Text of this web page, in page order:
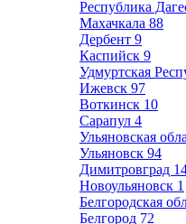
Республика
Махачкала 88
Дербент 9
Каспийск 9
Удмуртская
Ижевск 97
Воткинск 10
Сарапул 4
Ульяновская
Ульяновск 94
Димитровград
Новоульяновск 1
Белгородская
Белгород 72